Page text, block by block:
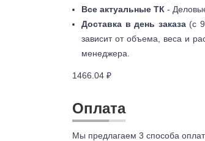
Все актуальные ТК -
Доставка в день заказа(с
зависит от объема, веса и
менеджера.
1466.04 ₽
Оплата
Мы предлагаем 3 способа